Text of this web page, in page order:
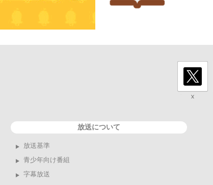
放送について
放送基準
青少年向け番組
字幕放送